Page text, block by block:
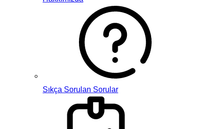
Sıkça Sorulan Sorular